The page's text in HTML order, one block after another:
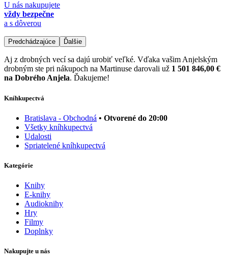
U nás nakupujete
vždy bezpečne
a s dôverou
Predchádzajúce Ďalšie
Aj z drobných vecí sa dajú urobiť veľké. Vďaka vašim Anjelským
drobným ste pri nákupoch na Martinuse darovali už 1 501 846,00 €
na Dobrého Anjela. Ďakujeme!
Kníhkupectvá
Bratislava - Obchodná • Otvorené do 20:00
Všetky kníhkupectvá
Udalosti
Spriatelené kníhkupectvá
Kategórie
Knihy
E-knihy
Audioknihy
Hry
Filmy
Doplnky
Nakupujte u nás